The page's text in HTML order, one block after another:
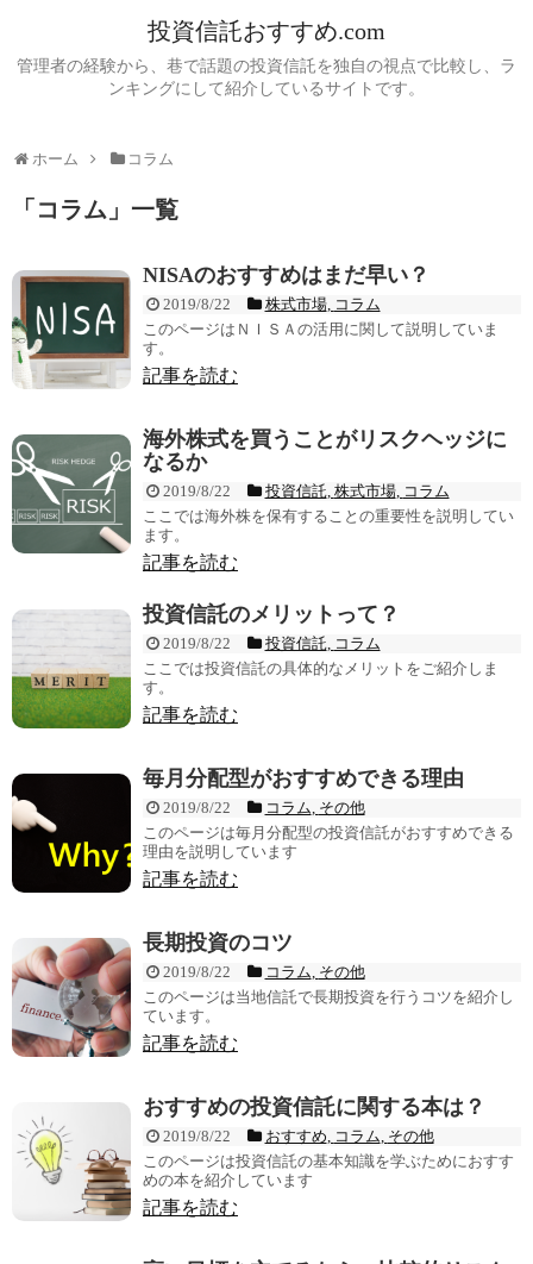
投資信託おすすめ.com
管理者の経験から、巷で話題の投資信託を独自の視点で比較し、ラ
ンキングにして紹介しているサイトです。
ホーム コラム
「 コラム 」 一覧
NISAのおすすめはまだ早い？
2019/8/22 株式市場, コラム
このページはＮＩＳＡの活用に関して説明していま
す。
記事を読む
海外株式を買うことがリスクヘッジに
なるか
2019/8/22 投資信託, 株式市場, コラム
ここでは海外株を保有することの重要性を説明してい
ます。
記事を読む
投資信託のメリットって？
2019/8/22 投資信託, コラム
ここでは投資信託の具体的なメリットをご紹介しま
す。
記事を読む
毎月分配型がおすすめできる理由
2019/8/22 コラム, その他
このページは毎月分配型の投資信託がおすすめできる
理由を説明しています
記事を読む
長期投資のコツ
2019/8/22 コラム, その他
このページは当地信託で長期投資を行うコツを紹介し
ています。
記事を読む
おすすめの投資信託に関する本は？
2019/8/22 おすすめ, コラム, その他
このページは投資信託の基本知識を学ぶためにおすす
めの本を紹介しています
記事を読む